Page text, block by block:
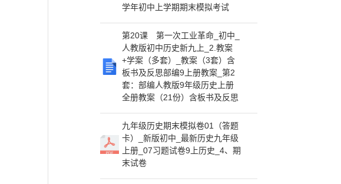
学年初中上学期期末模拟考试
第20课 第一次工业革命_初中_
人教版初中历史新九上_2.教案
+学案（多套）_教案（3套）含
板书及反思部编9上册教案_第2
套：部编人教版9年级历史上册
全册教案（21份）含板书及反思
九年级历史期末模拟卷01（答题
卡）_新版初中_最新历史九年级
上册_07习题试卷9上历史_4、期
末试卷